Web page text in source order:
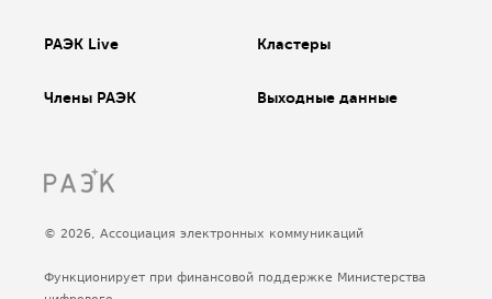
РАЭК Live Кластеры
Члены РАЭК Выходные данные
© 2026, Ассоциация электронных коммуникаций
Функционирует при финансовой поддержке Министерства